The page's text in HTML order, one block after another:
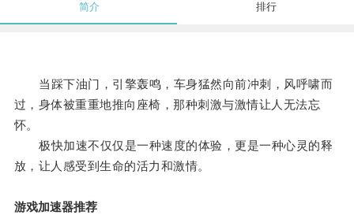
简介 排行
当踩下油门，引擎轰鸣，车身猛然向前冲刺，风呼啸而
过，身体被重重地推向座椅，那种刺激与激情让人无法忘
怀。
极快加速不仅仅是一种速度的体验，更是一种心灵的释
放，让人感受到生命的活力和激情。
游戏加速器推荐